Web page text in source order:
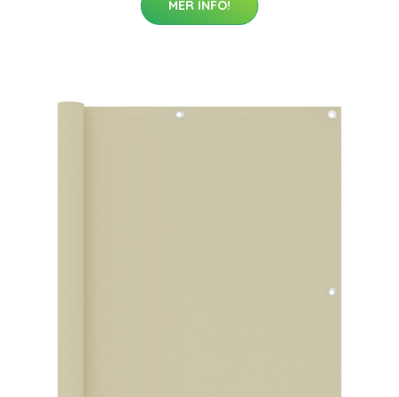
MER INFO!